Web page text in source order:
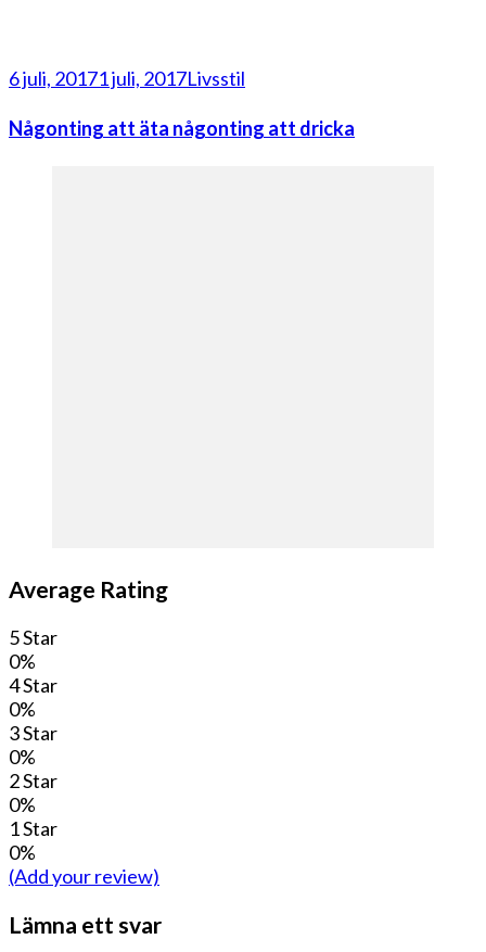
6 juli, 20171 juli, 2017Livsstil
Någonting att äta någonting att dricka
Average Rating
5 Star
0%
4 Star
0%
3 Star
0%
2 Star
0%
1 Star
0%
(Add your review)
Lämna ett svar